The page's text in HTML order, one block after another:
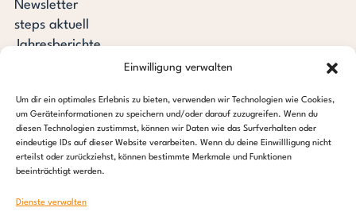
Einwilligung verwalten
Um dir ein optimales Erlebnis zu bieten, verwenden wir Technologien wie Cookies,
um Geräteinformationen zu speichern und/oder darauf zuzugreifen. Wenn du
diesen Technologien zustimmst, können wir Daten wie das Surfverhalten oder
eindeutige IDs auf dieser Website verarbeiten. Wenn du deine Einwillligung nicht
erteilst oder zurückziehst, können bestimmte Merkmale und Funktionen
beeinträchtigt werden.
Dienste verwalten
Newsletter
steps aktuell
Jahresberichte
Pressespiegel
Stiftung steps for children
c/o Regus Altona
22765 Hamburg